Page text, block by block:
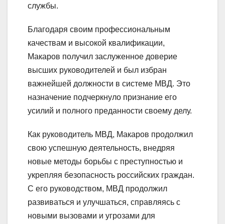
службы.
Благодаря своим профессиональным
качествам и высокой квалификации,
Макаров получил заслуженное доверие
высших руководителей и был избран
важнейшей должности в системе МВД. Это
назначение подчеркнуло признание его
усилий и полного преданности своему делу.
Как руководитель МВД, Макаров продолжил
свою успешную деятельность, внедряя
новые методы борьбы с преступностью и
укрепляя безопасность российских граждан.
С его руководством, МВД продолжил
развиваться и улучшаться, справляясь с
новыми вызовами и угрозами для